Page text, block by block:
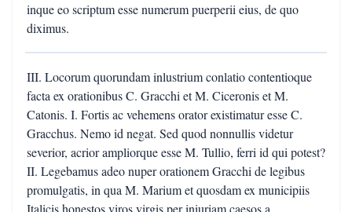
inque eo scriptum esse numerum puerperii eius, de quo
diximus.
III. Locorum quorundam inlustrium conlatio contentioque
facta ex orationibus C. Gracchi et M. Ciceronis et M.
Catonis. I. Fortis ac vehemens orator existimatur esse C.
Gracchus. Nemo id negat. Sed quod nonnullis videtur
severior, acrior ampliorque esse M. Tullio, ferri id qui potest?
II. Legebamus adeo nuper orationem Gracchi de legibus
promulgatis, in qua M. Marium et quosdam ex municipiis
Italicis honestos viros virgis per iniuriam caesos a